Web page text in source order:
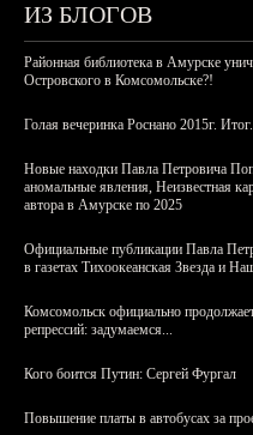
ИЗ БЛОГОВ
Районная библиотека в Амурске
Островского в Комсомольске?!
Голая вечеринка Роснано 2015г. Итог.
Новые находки Павла Петровича
аномальные явления, Неизвестная
автора в Амурске по 2025
Официальные публикации Павла
в газетах Тихоокеанская Звезда и
Комсомольск официально
репрессий: задумаемся...
Кого боится Путин: Сергей Фургал
Повышение платы в автобусах за